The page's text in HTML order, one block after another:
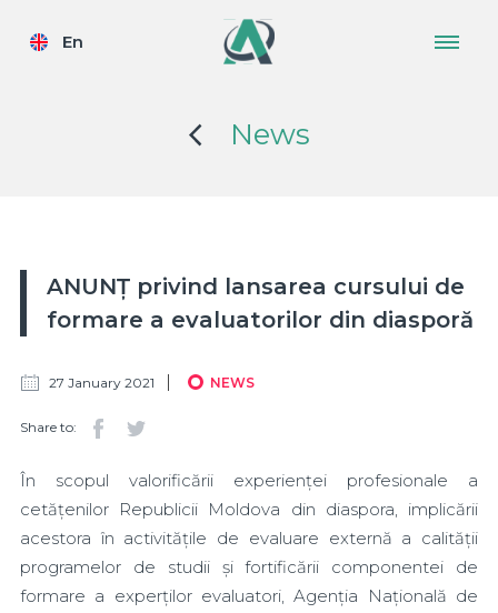
En
News
ANUNȚ privind lansarea cursului de
formare a evaluatorilor din diasporă
27 January 2021 NEWS
Share to:
În scopul valorificării experienței profesionale a
cetățenilor Republicii Moldova din diaspora, implicării
acestora în activitățile de evaluare externă a calității
programelor de studii și fortificării componentei de
formare a experților evaluatori, Agenția Națională de